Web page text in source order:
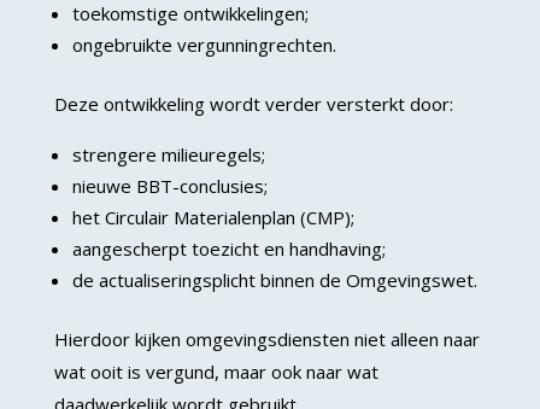
toekomstige ontwikkelingen;
ongebruikte vergunningrechten.
Deze ontwikkeling wordt verder versterkt door:
strengere milieuregels;
nieuwe BBT-conclusies;
het Circulair Materialenplan (CMP);
aangescherpt toezicht en handhaving;
de actualiseringsplicht binnen de Omgevingswet.
Hierdoor kijken omgevingsdiensten niet alleen naar
wat ooit is vergund, maar ook naar wat
daadwerkelijk wordt gebruikt.